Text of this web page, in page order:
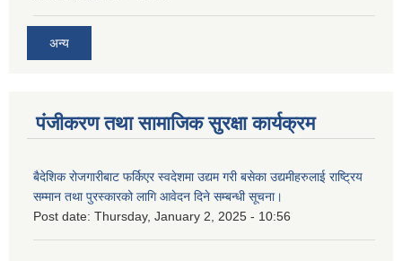
अन्य
पंजीकरण तथा सामाजिक सुरक्षा कार्यक्रम
बैदेशिक रोजगारीबाट फर्किएर स्वदेशमा उद्यम गरी बसेका उद्यमीहरुलाई राष्‍ट्रिय
सम्मान तथा पुरस्कारको लागि आवेदन दिने सम्बन्धी सूचना।
Post date: Thursday, January 2, 2025 - 10:56